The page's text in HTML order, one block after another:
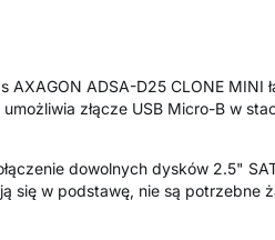
AXAGON ADSA-D25 CLONE
złącze USB Micro-B w
dowolnych dysków 2.5"
się w podstawę, nie są potrzebne